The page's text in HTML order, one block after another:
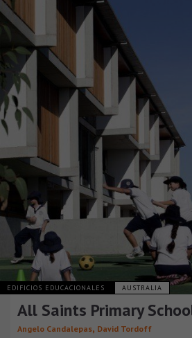
EDIFICIOS EDUCACIONALES AUSTRALIA
All Saints Primary
Angelo Candalepas, David Tordoff